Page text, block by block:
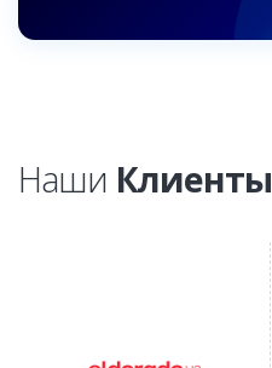
Наши Клиенты